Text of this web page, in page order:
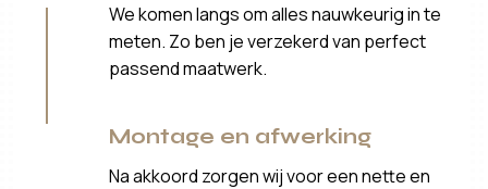
We komen langs om alles nauwkeurig in te
meten. Zo ben je verzekerd van perfect
passend maatwerk.
Montage en afwerking
Na akkoord zorgen wij voor een nette en